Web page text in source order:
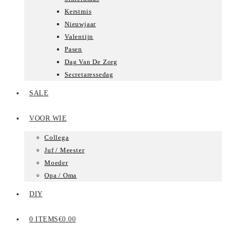
Kerstmis
Nieuwjaar
Valentijn
Pasen
Dag Van De Zorg
Secretaressedag
SALE
VOOR WIE
Collega
Juf / Meester
Moeder
Opa / Oma
DIY
0 ITEMS€0.00